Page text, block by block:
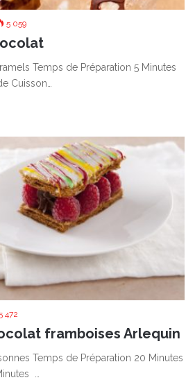
5 059
Temps de Préparation 5 Minutes
Cuisson…
472
framboises Arlequin
Temps de Préparation 20 Minutes
…